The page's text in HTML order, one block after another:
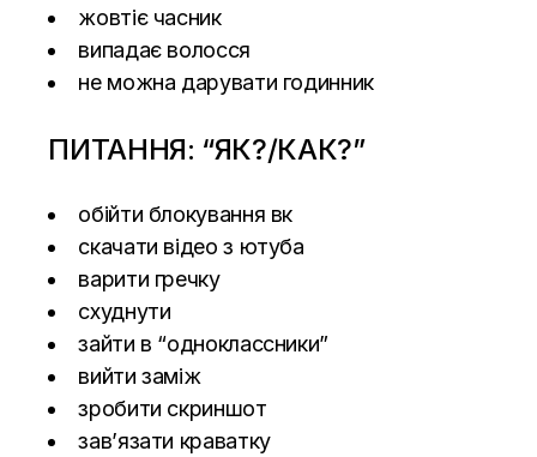
жовтіє часник
випадає волосся
не можна дарувати годинник
ПИТАННЯ: “ЯК?/КАК?”
обійти блокування вк
скачати відео з ютуба
варити гречку
схуднути
зайти в “одноклассники”
вийти заміж
зробити скриншот
зав’язати краватку